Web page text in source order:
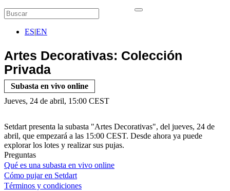
ES|EN
Artes Decorativas: Colección
Privada
Subasta en vivo online
Jueves, 24 de abril, 15:00 CEST
Setdart presenta la subasta "Artes Decorativas", del jueves, 24 de
abril, que empezará a las 15:00 CEST. Desde ahora ya puede
explorar los lotes y realizar sus pujas.
Preguntas
Qué es una subasta en vivo online
Cómo pujar en Setdart
Términos y condiciones